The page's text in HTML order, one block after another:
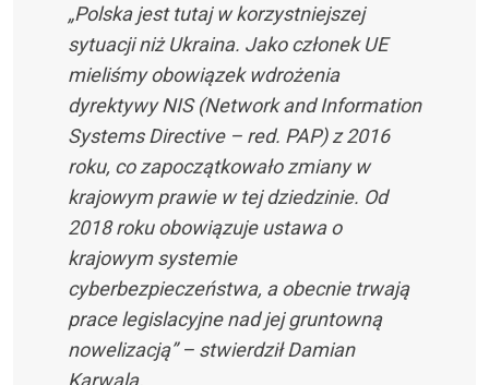
„Polska jest tutaj w korzystniejszej
sytuacji niż Ukraina. Jako członek UE
mieliśmy obowiązek wdrożenia
dyrektywy NIS (Network and Information
Systems Directive – red. PAP) z 2016
roku, co zapoczątkowało zmiany w
krajowym prawie w tej dziedzinie. Od
2018 roku obowiązuje ustawa o
krajowym systemie
cyberbezpieczeństwa, a obecnie trwają
prace legislacyjne nad jej gruntowną
nowelizacją” – stwierdził Damian
Karwala.